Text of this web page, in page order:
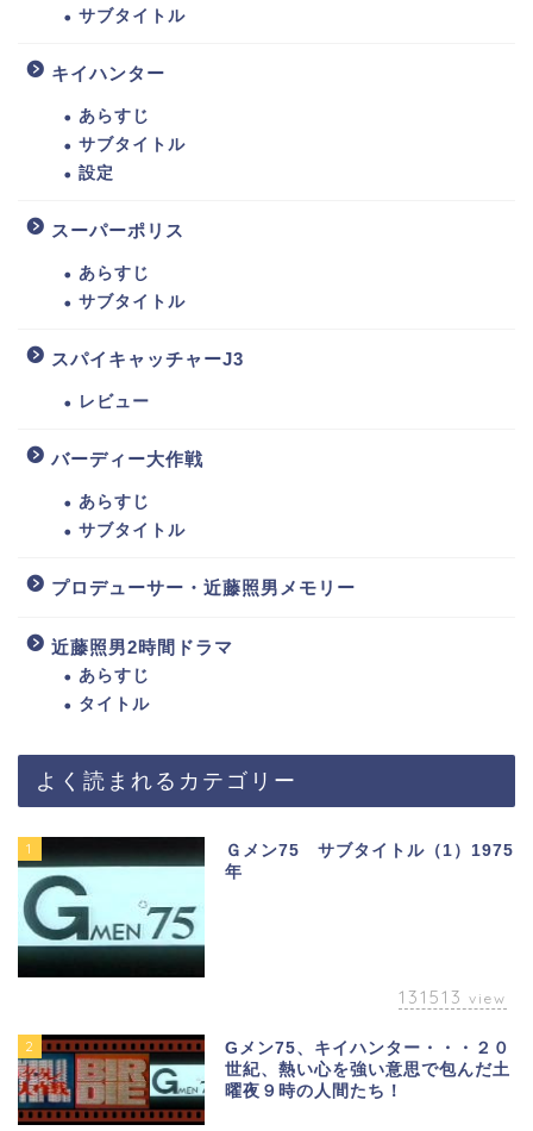
サブタイトル
キイハンター
あらすじ
サブタイトル
設定
スーパーポリス
あらすじ
サブタイトル
スパイキャッチャーJ3
レビュー
バーディー大作戦
あらすじ
サブタイトル
プロデューサー・近藤照男メモリー
近藤照男2時間ドラマ
あらすじ
タイトル
よく読まれるカテゴリー
1
Ｇメン75 サブタイトル（1）1975
年
131513 view
2
Gメン75、キイハンター・・・２０
世紀、熱い心を強い意思で包んだ土
曜夜９時の人間たち！